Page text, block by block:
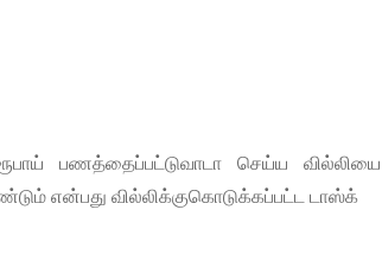
பணத்தைப்பட்டுவாடா செய்ய வில்லியை
என்பது வில்லிக்குகொடுக்கப்பட்ட டாஸ்க்